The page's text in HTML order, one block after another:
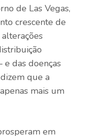
de Las Vegas,
crescente de
e das doenças
que a
mais um
em